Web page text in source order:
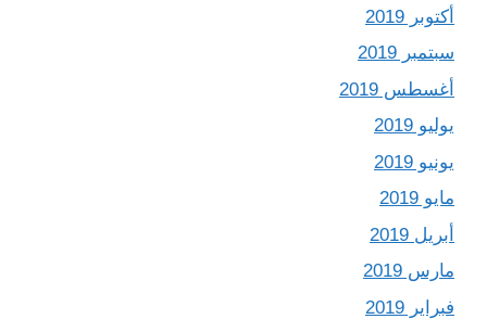
أكتوبر 2019
سبتمبر 2019
أغسطس 2019
يوليو 2019
يونيو 2019
مايو 2019
أبريل 2019
مارس 2019
فبراير 2019